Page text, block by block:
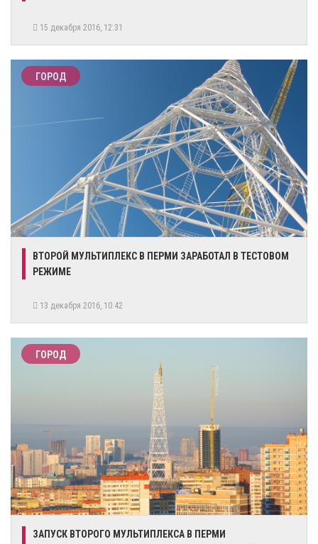
15 декабря 2016, 12:31
ГОРОД
ВТОРОЙ МУЛЬТИПЛЕКС В ПЕРМИ ЗАРАБОТАЛ В ТЕСТОВОМ
РЕЖИМЕ
13 декабря 2016, 10:42
ГОРОД
ЗАПУСК ВТОРОГО МУЛЬТИПЛЕКСА В ПЕРМИ